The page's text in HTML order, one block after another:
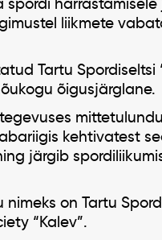
liikmete
Tartu
õigusjärglane.
kehtivatest
järgib
on Tartu
“Kalev”.